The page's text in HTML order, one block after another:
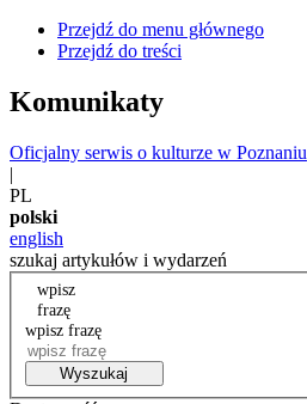
Przejdź do menu głównego
Przejdź do treści
Komunikaty
Oficjalny serwis o kulturze w Poznaniu
|
PL
polski
english
szukaj artykułów i wydarzeń
wpisz
frazę
wpisz frazę
Wyszukaj